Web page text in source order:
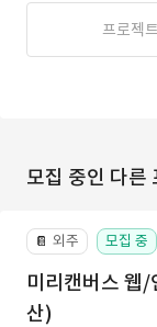
프로젝
모집 중인 다른
📔 외주 모집 중
미리캔버스 웹/
산)